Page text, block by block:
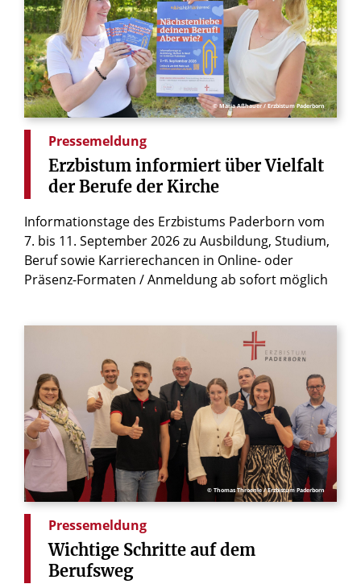
© Maria Aßhauer / Erzbistum Paderborn
Pressemeldung
Erzbistum informiert über Vielfalt
der Berufe der Kirche
Informationstage des Erzbistums Paderborn vom
7. bis 11. September 2026 zu Ausbildung, Studium,
Beruf sowie Karrierechancen in Online- oder
Präsenz-Formaten / Anmeldung ab sofort möglich
© Thomas Throenle / Erzbistum Paderborn
Pressemeldung
Wichtige Schritte auf dem
Berufsweg